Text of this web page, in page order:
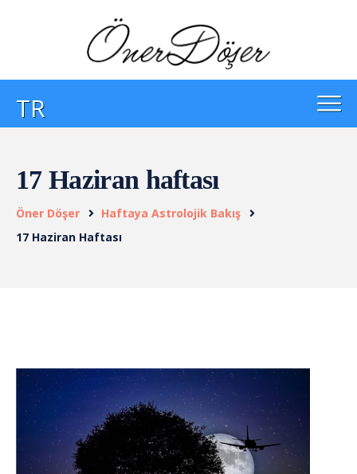
TR
17 Haziran haftası
Öner Döşer
Haftaya Astrolojik Bakış
17 Haziran Haftası